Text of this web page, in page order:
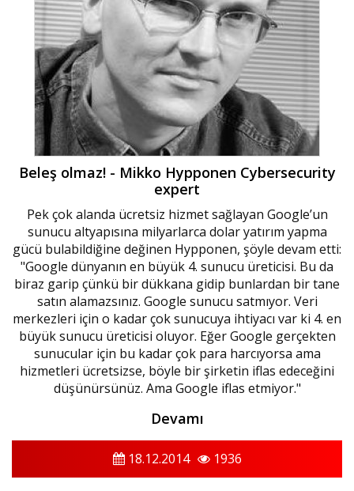
Beleş olmaz! - Mikko Hypponen Cybersecurity
expert
Pek çok alanda ücretsiz hizmet sağlayan Google’un
sunucu altyapısına milyarlarca dolar yatırım yapma
gücü bulabildiğine değinen Hypponen, şöyle devam etti:
"Google dünyanın en büyük 4. sunucu üreticisi. Bu da
biraz garip çünkü bir dükkana gidip bunlardan bir tane
satın alamazsınız. Google sunucu satmıyor. Veri
merkezleri için o kadar çok sunucuya ihtiyacı var ki 4. en
büyük sunucu üreticisi oluyor. Eğer Google gerçekten
sunucular için bu kadar çok para harcıyorsa ama
hizmetleri ücretsizse, böyle bir şirketin iflas edeceğini
düşünürsünüz. Ama Google iflas etmiyor."
Devamı
18.12.2014 1936